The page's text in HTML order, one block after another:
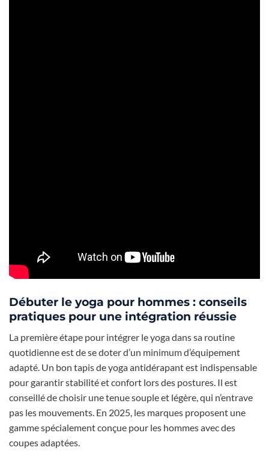
Débuter le yoga pour hommes : conseils
pratiques pour une intégration réussie
La première étape pour intégrer le yoga dans sa routine
quotidienne est de se doter d’un minimum d’équipement
adapté. Un bon tapis de yoga antidérapant est indispensable
pour garantir stabilité et confort lors des postures. Il est
conseillé de choisir une tenue souple et légère, qui n’entrave
pas les mouvements. En 2025, les marques proposent une
gamme spécialement conçue pour les hommes avec des
coupes adaptées.